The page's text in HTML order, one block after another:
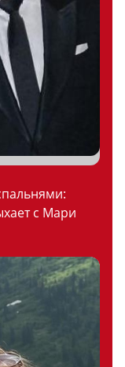
с Мари